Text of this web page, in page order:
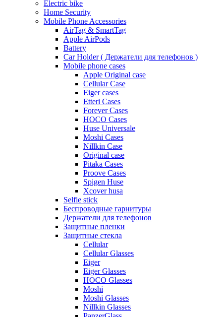
Electric bike
Home Security
Mobile Phone Accessories
AirTag & SmartTag
Apple AirPods
Battery
Car Holder ( Держатели для телефонов )
Mobile phone cases
Apple Original case
Cellular Case
Eiger cases
Etteri Cases
Forever Cases
HOCO Cases
Huse Universale
Moshi Cases
Nillkin Case
Original case
Pitaka Cases
Proove Cases
Spigen Huse
Xcover husa
Selfie stick
Беспроводные гарнитуры
Держатели для телефонов
Защитные пленки
Защитные стекла
Cellular
Cellular Glasses
Eiger
Eiger Glasses
HOCO Glasses
Moshi
Moshi Glasses
Nillkin Glasses